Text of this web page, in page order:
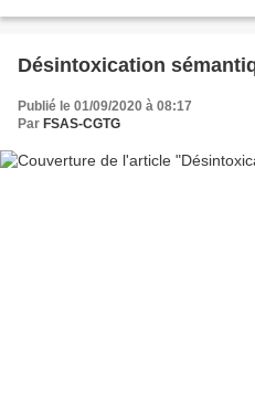
Désintoxication
Publié le 01/09/2020 à 08:17
Par FSAS-CGTG